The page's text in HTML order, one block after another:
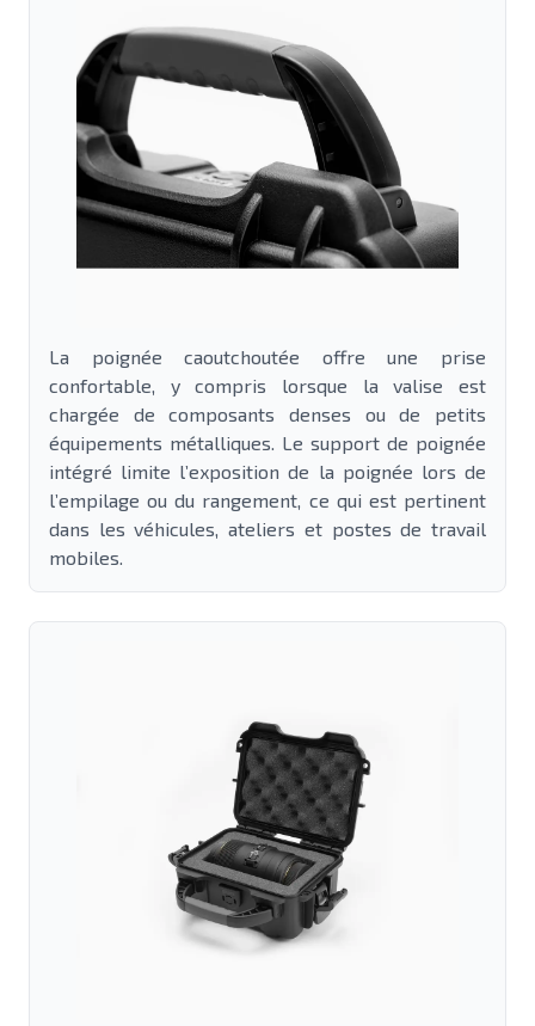
La poignée caoutchoutée offre une prise
confortable, y compris lorsque la valise est
chargée de composants denses ou de petits
équipements métalliques. Le support de poignée
intégré limite l’exposition de la poignée lors de
l’empilage ou du rangement, ce qui est pertinent
dans les véhicules, ateliers et postes de travail
mobiles.